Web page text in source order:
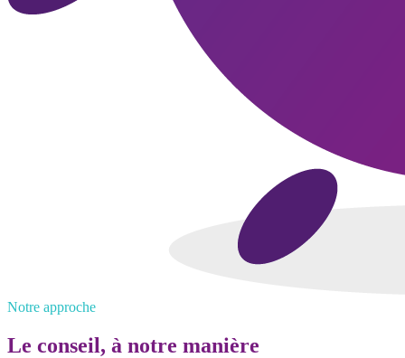
Notre approche
Le conseil, à notre manière